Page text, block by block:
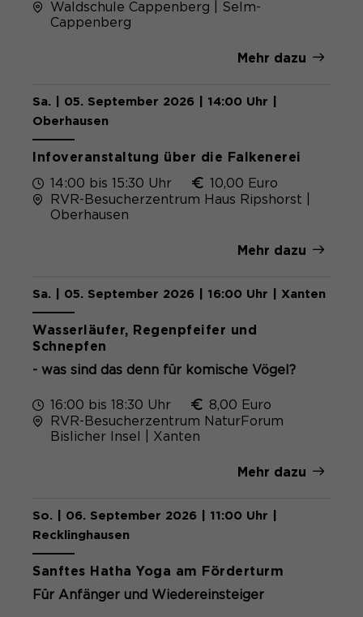
Waldschule Cappenberg | Selm-
Cappenberg
Mehr dazu
Sa. | 05. September 2026 | 14:00 Uhr |
Oberhausen
Infoveranstaltung über die Falkenerei
14:00 bis 15:30 Uhr
10,00 Euro
RVR-Besucherzentrum Haus Ripshorst |
Oberhausen
Mehr dazu
Sa. | 05. September 2026 | 16:00 Uhr | Xanten
Wasserläufer, Regenpfeifer und
Schnepfen
- was sind das denn für komische Vögel?
16:00 bis 18:30 Uhr
8,00 Euro
RVR-Besucherzentrum NaturForum
Bislicher Insel | Xanten
Mehr dazu
So. | 06. September 2026 | 11:00 Uhr |
Recklinghausen
Sanftes Hatha Yoga am Förderturm
Für Anfänger und Wiedereinsteiger